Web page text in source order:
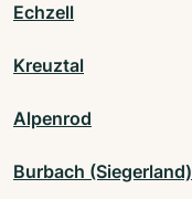
Echzell
Kreuztal
Alpenrod
Burbach (Siegerland)